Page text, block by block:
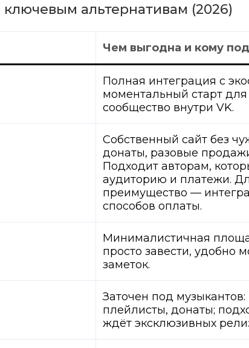
альтернативам (2026)
Чем выгодна и кому
Полная интеграция с
моментальный старт для
сообщество внутри VK.
Собственный сайт без
донаты, разовые
Подходит авторам,
аудиторию и платежи.
преимущество —
способов оплаты.
Минималистичная
просто завести, удобно
заметок.
Заточен под
плейлисты, донаты;
ждёт эксклюзивных